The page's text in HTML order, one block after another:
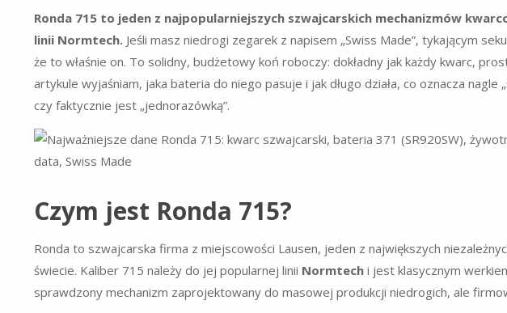
Ronda 715 to jeden z najpopularniejszych szwajcarskich mechanizmów
linii Normtech. Jeśli masz niedrogi zegarek z napisem „Swiss Made”, tykającym
że to właśnie on. To solidny, budżetowy koń roboczy: dokładny jak każdy kwarc,
artykule wyjaśniam, jaka bateria do niego pasuje i jak długo działa, co oznacza nagle
czy faktycznie jest „jednorazówką”.
Czym jest Ronda 715?
Ronda to szwajcarska firma z miejscowości Lausen, jeden z największych
świecie. Kaliber 715 należy do jej popularnej linii Normtech i jest klasycznym
sprawdzony mechanizm zaprojektowany do masowej produkcji niedrogich, ale